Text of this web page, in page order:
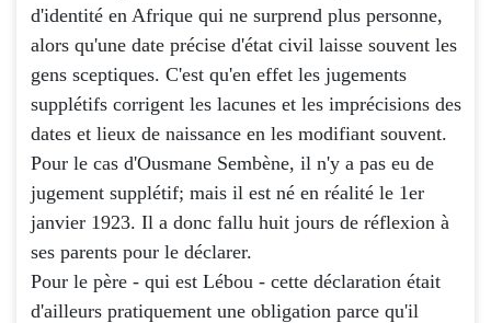
d'identité en Afrique qui ne surprend plus personne,
alors qu'une date précise d'état civil laisse souvent les
gens sceptiques. C'est qu'en effet les jugements
supplétifs corrigent les lacunes et les imprécisions des
dates et lieux de naissance en les modifiant souvent.
Pour le cas d'Ousmane Sembène, il n'y a pas eu de
jugement supplétif; mais il est né en réalité le 1er
janvier 1923. Il a donc fallu huit jours de réflexion à
ses parents pour le déclarer.
Pour le père - qui est Lébou - cette déclaration était
d'ailleurs pratiquement une obligation parce qu'il